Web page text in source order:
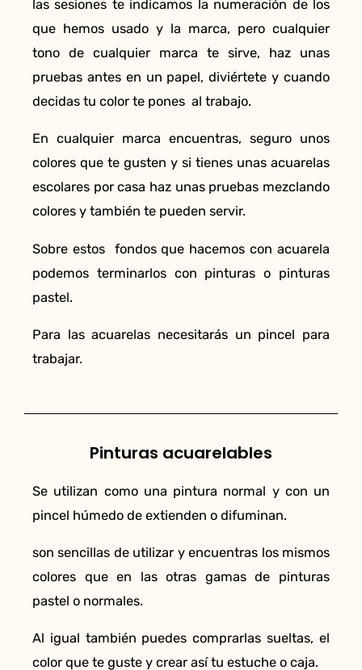
las sesiones te indicamos la numeración de los
que hemos usado y la marca, pero cualquier
tono de cualquier marca te sirve, haz unas
pruebas antes en un papel, diviértete y cuando
decidas tu color te pones al trabajo.
En cualquier marca encuentras, seguro unos
colores que te gusten y si tienes unas acuarelas
escolares por casa haz unas pruebas mezclando
colores y también te pueden servir.
Sobre estos fondos que hacemos con acuarela
podemos terminarlos con pinturas o pinturas
pastel.
Para las acuarelas necesitarás un pincel para
trabajar.
Pinturas acuarelables
Se utilizan como una pintura normal y con un
pincel húmedo de extienden o difuminan.
son sencillas de utilizar y encuentras los mismos
colores que en las otras gamas de pinturas
pastel o normales.
Al igual también puedes comprarlas sueltas, el
color que te guste y crear así tu estuche o caja.